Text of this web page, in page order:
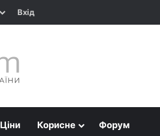
Вхід
Ціни Корисне Форум